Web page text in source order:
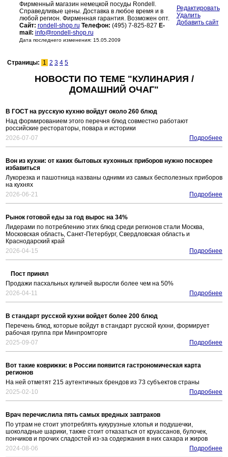
Фирменный магазин немецкой посуды Rondell.
Справедливые цены. Доставка в любое время и в
любой регион. Фирменная гарантия. Возможен опт.
Сайт: rondell-shop.ru Телефон: (495) 7-825-827 E-
mail: info@rondell-shop.ru
Дата последнего изменения: 15.05.2009
Редактировать
Удалить
Добавить сайт
Страницы: 1 2 3 4 5
НОВОСТИ ПО ТЕМЕ "КУЛИНАРИЯ /
ДОМАШНИЙ ОЧАГ"
В ГОСТ на русскую кухню войдут около 260 блюд
Над формированием этого перечня блюд совместно работают
российские рестораторы, повара и историки
2026-07-07
Подробнее
Вон из кухни: от каких бытовых кухонных приборов нужно поскорее
избавиться
Лукорезка и пашотница названы одними из самых бесполезных приборов
на кухнях
2026-06-21
Подробнее
Рынок готовой еды за год вырос на 34%
Лидерами по потреблению этих блюд среди регионов стали Москва,
Московская область, Санкт-Петербург, Свердловская область и
Краснодарский край
2026-04-15
Подробнее
Пост принял
Продажи пасхальных куличей выросли более чем на 50%
2026-04-11
Подробнее
В стандарт русской кухни войдет более 200 блюд
Перечень блюд, которые войдут в стандарт русской кухни, формирует
рабочая группа при Минпромторге
2025-09-07
Подробнее
Вот такие коврижки: в России появится гастрономическая карта
регионов
На ней отметят 215 аутентичных брендов из 73 субъектов страны
2025-02-10
Подробнее
Врач перечислила пять самых вредных завтраков
По утрам не стоит употреблять кукурузные хлопья и подушечки,
шоколадные шарики, также стоит отказаться от круассанов, булочек,
пончиков и прочих сладостей из-за содержания в них сахара и жиров
2024-08-06
Подробнее